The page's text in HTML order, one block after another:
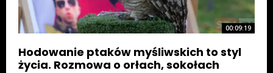
00:09:19
Hodowanie ptaków myśliwskich to styl
życia. Rozmowa o orłach, sokołach